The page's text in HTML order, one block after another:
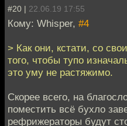
#20 | 22.06.19 17:55
Кому: Whisper, #4
> Как они, кстати, со
того, чтобы тупо
это уму не растяжимо.
Скорее всего, на
поместить всё бухло
рефрижераторы будут